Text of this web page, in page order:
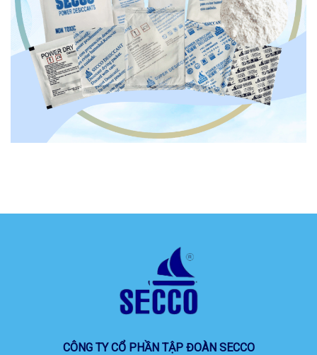
CÔNG TY CỔ PHẦN TẬP ĐOÀN SECCO